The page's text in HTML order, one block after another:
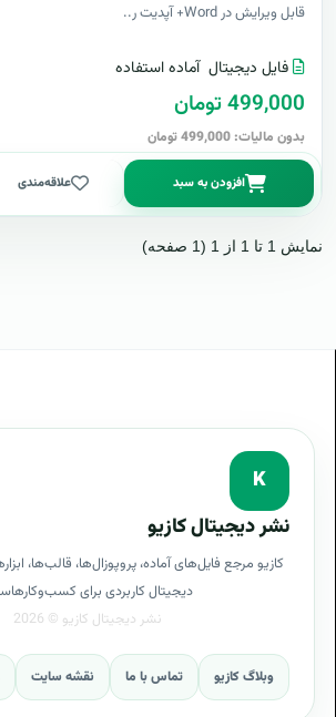
قابل ویرایش در Word+ آپدیت ر..
فایل دیجیتال آماده استفاده
499,000 تومان
بدون مالیات: 499,000 تومان
افزودن به سبد علاقه‌مندی
نمایش 1 تا 1 از 1 (1 صفحه)
K
نشر دیجیتال کازیو
کازیو مرجع فایل‌های آماده، پروپوزال‌ها، قالب‌ها،
دیجیتال کاربردی برای
وبلاگ کازیو تماس با ما نقشه سایت